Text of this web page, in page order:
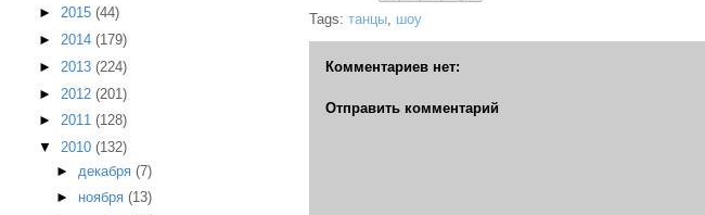
Tags: танцы, шоу
Комментариев нет:
Отправить комментарий
► 2015 (44)
► 2014 (179)
► 2013 (224)
► 2012 (201)
► 2011 (128)
▼ 2010 (132)
► декабря (7)
► ноября (13)